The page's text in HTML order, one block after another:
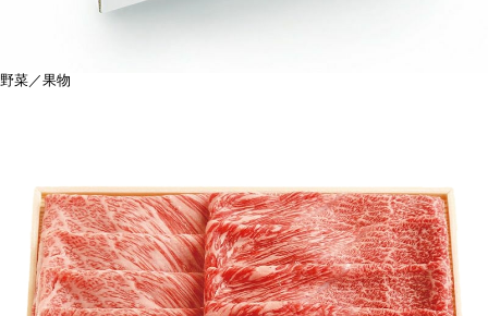
野菜／果物